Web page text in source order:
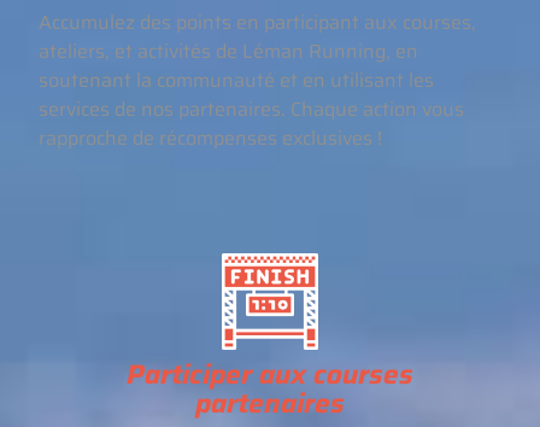
Accumulez des points en participant aux courses,
ateliers, et activités de Léman Running, en
soutenant la communauté et en utilisant les
services de nos partenaires. Chaque action vous
rapproche de récompenses exclusives !
Participer aux courses
partenaires